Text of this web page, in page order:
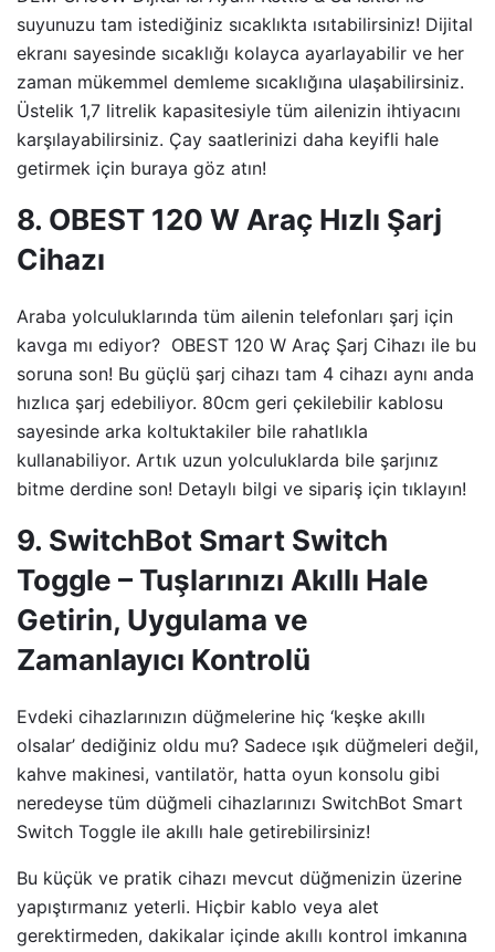
suyunuzu tam istediğiniz sıcaklıkta ısıtabilirsiniz! Dijital
ekranı sayesinde sıcaklığı kolayca ayarlayabilir ve her
zaman mükemmel demleme sıcaklığına ulaşabilirsiniz.
Üstelik 1,7 litrelik kapasitesiyle tüm ailenizin ihtiyacını
karşılayabilirsiniz. Çay saatlerinizi daha keyifli hale
getirmek için buraya göz atın!
8. OBEST 120 W Araç Hızlı Şarj
Cihazı
Araba yolculuklarında tüm ailenin telefonları şarj için
kavga mı ediyor? OBEST 120 W Araç Şarj Cihazı ile bu
soruna son! Bu güçlü şarj cihazı tam 4 cihazı aynı anda
hızlıca şarj edebiliyor. 80cm geri çekilebilir kablosu
sayesinde arka koltuktakiler bile rahatlıkla
kullanabiliyor. Artık uzun yolculuklarda bile şarjınız
bitme derdine son! Detaylı bilgi ve sipariş için tıklayın!
9. SwitchBot Smart Switch
Toggle – Tuşlarınızı Akıllı Hale
Getirin, Uygulama ve
Zamanlayıcı Kontrolü
Evdeki cihazlarınızın düğmelerine hiç ‘keşke akıllı
olsalar’ dediğiniz oldu mu? Sadece ışık düğmeleri değil,
kahve makinesi, vantilatör, hatta oyun konsolu gibi
neredeyse tüm düğmeli cihazlarınızı SwitchBot Smart
Switch Toggle ile akıllı hale getirebilirsiniz!
Bu küçük ve pratik cihazı mevcut düğmenizin üzerine
yapıştırmanız yeterli. Hiçbir kablo veya alet
gerektirmeden, dakikalar içinde akıllı kontrol imkanına